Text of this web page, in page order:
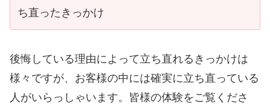
ち直ったきっかけ
後悔している理由によって立ち直れるきっかけは
様々ですが、お客様の中には確実に立ち直っている
人がいらっしゃいます。皆様の体験をご覧くださ